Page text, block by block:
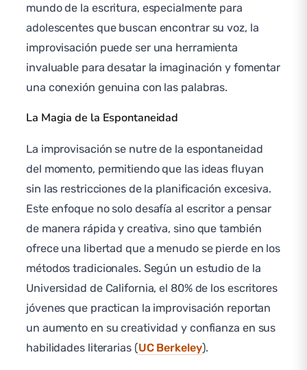
mundo de la escritura, especialmente para
adolescentes que buscan encontrar su voz, la
improvisación puede ser una herramienta
invaluable para desatar la imaginación y fomentar
una conexión genuina con las palabras.
La Magia de la Espontaneidad
La improvisación se nutre de la espontaneidad
del momento, permitiendo que las ideas fluyan
sin las restricciones de la planificación excesiva.
Este enfoque no solo desafía al escritor a pensar
de manera rápida y creativa, sino que también
ofrece una libertad que a menudo se pierde en los
métodos tradicionales. Según un estudio de la
Universidad de California, el 80% de los escritores
jóvenes que practican la improvisación reportan
un aumento en su creatividad y confianza en sus
habilidades literarias (UC Berkeley).